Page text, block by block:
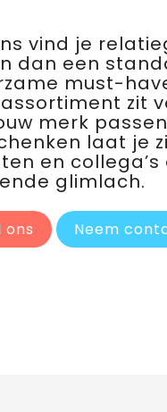
vind je
dan een
must-
zit
merk
laat je
en
glimlach.
ons Neem